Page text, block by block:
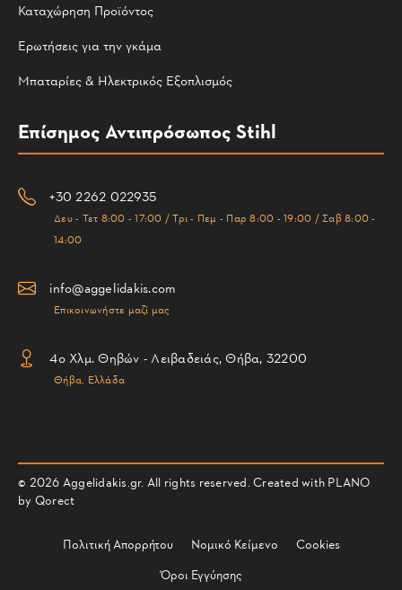
Καταχώρηση Προϊόντος
Ερωτήσεις για την γκάμα
Μπαταρίες & Ηλεκτρικός Εξοπλισμός
Επίσημος Αντιπρόσωπος Stihl
+30 2262 022935
Δευ - Τετ 8:00 - 17:00 / Τρι - Πεμ - Παρ 8:00 - 19:00 / Σαβ 8:00 -
14:00
info@aggelidakis.com
Επικοινωνήστε μαζί μας
4ο Χλμ. Θηβών - Λειβαδειάς, Θήβα, 32200
Θήβα, Ελλάδα
© 2026 Aggelidakis.gr. All rights reserved. Created with PLANO
by Qorect
Πολιτική Απορρήτου Νομικό Κείμενο
Cookies
Όροι Εγγύησης